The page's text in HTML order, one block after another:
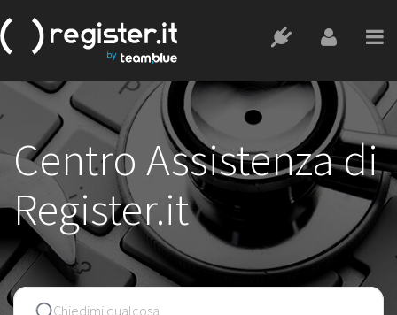
Centro Assistenza di
Register.it